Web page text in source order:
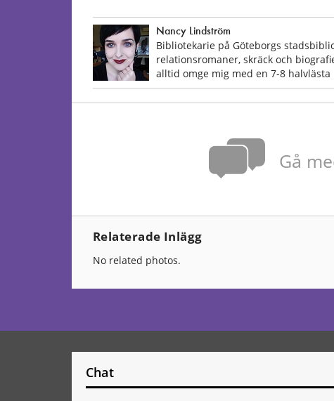
Nancy Lindström
Bibliotekarie på Göteborgs
relationsromaner, skräck och
alltid omge mig med en 7-8 halvlästa
Gå
Relaterade Inlägg
No related photos.
Chat